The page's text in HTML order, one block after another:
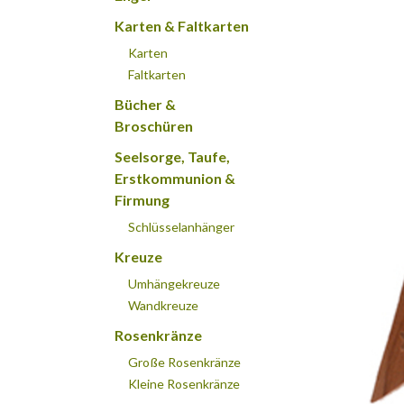
Karten & Faltkarten
Karten
Faltkarten
Bücher &
Broschüren
Seelsorge, Taufe,
Erstkommunion &
Firmung
Schlüsselanhänger
Kreuze
Umhängekreuze
Wandkreuze
Rosenkränze
Große Rosenkränze
Kleine Rosenkränze